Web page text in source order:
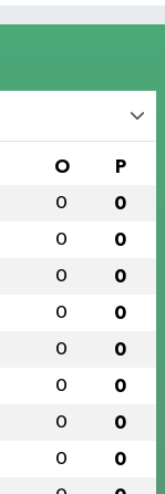
O P
0 0
0 0
0 0
0 0
0 0
0 0
0 0
0 0